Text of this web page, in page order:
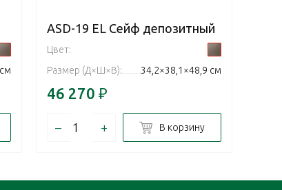
ASD-19 EL Сейф депозитный
Цвет:
Размер (Д×Ш×В):
34,2×38,1×48,9 см
46 270 ₽
– + В корзину